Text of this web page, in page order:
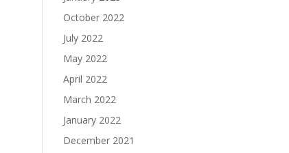
October 2022
July 2022
May 2022
April 2022
March 2022
January 2022
December 2021